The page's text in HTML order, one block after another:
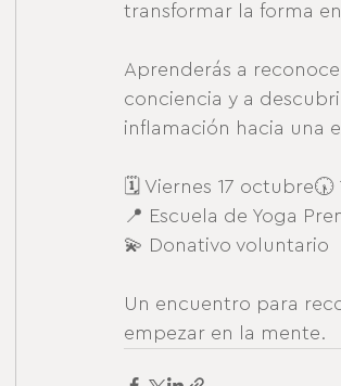
transformar la forma
Aprenderás a
conciencia y a
inflamación hacia una
🗓 Viernes 17 octubre🕠
📍 Escuela de Yoga
💫 Donativo voluntario
Un encuentro para
empezar en la mente.